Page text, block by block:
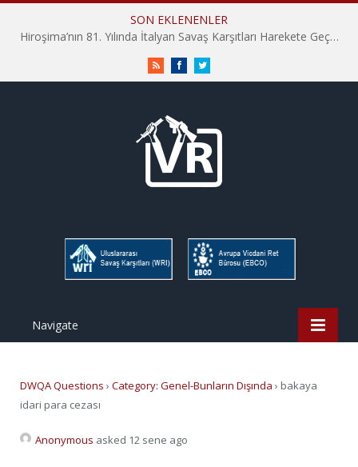
SON EKLENENLER
Hiroşima’nın 81. Yılında İtalyan Savaş Karşıtları Harekete Geçti: “Hatırlamak yeterli değil”
RSS FacebookTwitter
Navigate
DWQA Questions › Category: Genel-Bunların Dışında › bakaya
idari para cezası
Anonymous asked 12 sene ago